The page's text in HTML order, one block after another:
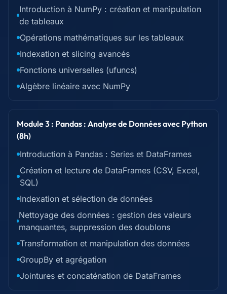
Introduction à NumPy : création et manipulation
de tableaux
Opérations mathématiques sur les tableaux
Indexation et slicing avancés
Fonctions universelles (ufuncs)
Algèbre linéaire avec NumPy
Module 3 : Pandas : Analyse de Données avec Python
(8h)
Introduction à Pandas : Series et DataFrames
Création et lecture de DataFrames (CSV, Excel,
SQL)
Indexation et sélection de données
Nettoyage des données : gestion des valeurs
manquantes, suppression des doublons
Transformation et manipulation des données
GroupBy et agrégation
Jointures et concaténation de DataFrames